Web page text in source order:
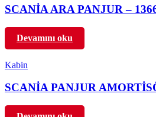
SCANİA ARA PANJUR –
Devamını oku
Kabin
SCANİA PANJUR